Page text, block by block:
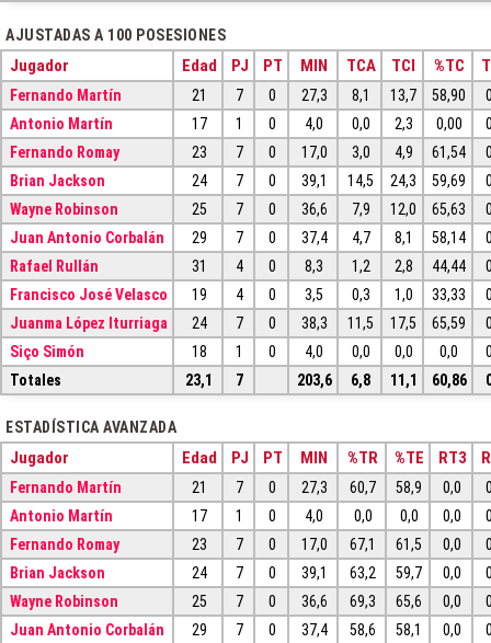
AJUSTADAS A 100 POSESIONES
Jugador Edad PJ PT MIN TCA TCI %TC
Fernando Martín 21 7 0 27,3 8,1 13,7 58,90
Antonio Martín
17 1 0 4,0 0,0 2,3 0,00
Fernando Romay
23 7 0 17,0 3,0 4,9 61,54
Brian Jackson
24 7 0 39,1 14,5 24,3 59,69
Wayne Robinson
25 7 0 36,6 7,9 12,0 65,63
Juan Antonio Corbalán
29 7 0 37,4 4,7 8,1 58,14
Rafael Rullán
31 4 0 8,3 1,2 2,8 44,44
Francisco José Velasco
19 4 0 3,5 0,3 1,0 33,33
Juanma López Iturriaga
24 7 0 38,3 11,5 17,5 65,59
Siço Simón
18 1 0 4,0 0,0 0,0 0,0
Totales
23,1 7 203,6 6,8 11,1 60,86
ESTADÍSTICA AVANZADA
Jugador Edad PJ PT MIN %TR %TE RT3
Fernando Martín 21 7 0 27,3 60,7 58,9 0,0
Antonio Martín
17 1 0 4,0 0,0 0,0 0,0
Fernando Romay
23 7 0 17,0 67,1 61,5 0,0
Brian Jackson
24 7 0 39,1 63,2 59,7 0,0
Wayne Robinson
25 7 0 36,6 69,3 65,6 0,0
Juan Antonio Corbalán
29 7 0 37,4 58,6 58,1 0,0